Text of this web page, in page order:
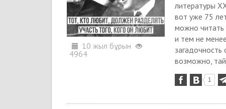
10 жыл бұрын
4964
литературы
вот уже 75
можно читать
и тем не
возможно,
1